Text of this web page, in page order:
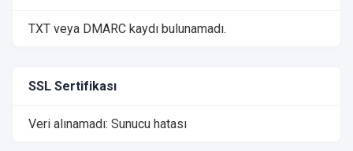
TXT veya DMARC kaydı bulunamadı.
SSL Sertifikası
Veri alınamadı: Sunucu hatası